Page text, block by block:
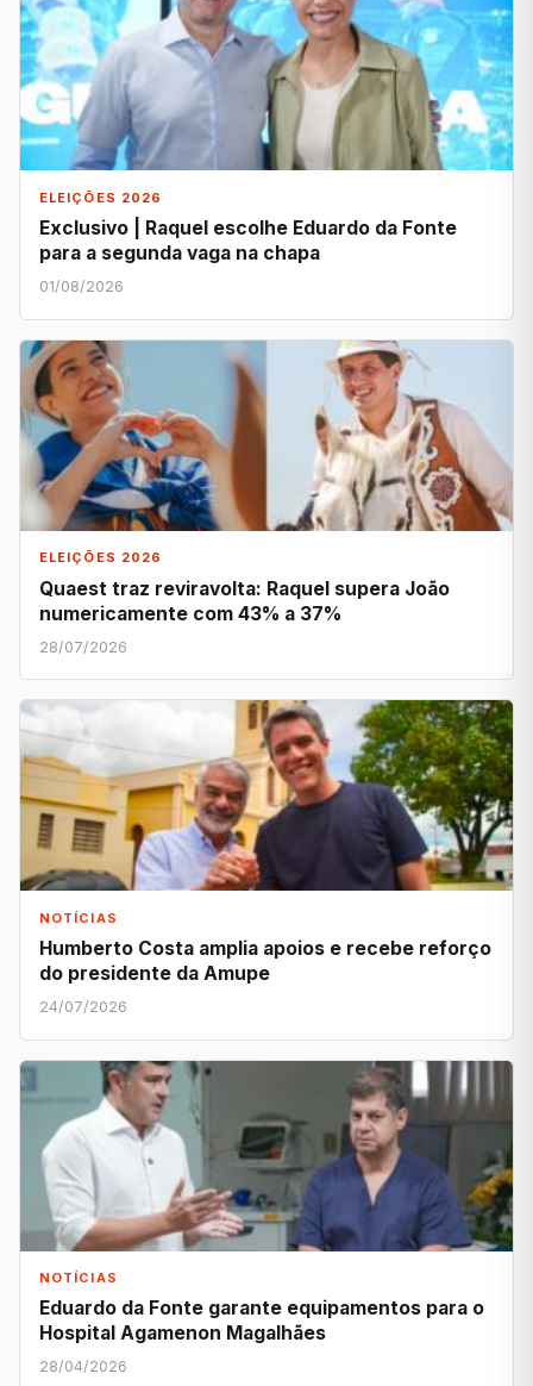
ELEIÇÕES 2026
Exclusivo | Raquel escolhe Eduardo da Fonte
para a segunda vaga na chapa
01/08/2026
ELEIÇÕES 2026
Quaest traz reviravolta: Raquel supera João
numericamente com 43% a 37%
28/07/2026
NOTÍCIAS
Humberto Costa amplia apoios e recebe reforço
do presidente da Amupe
24/07/2026
NOTÍCIAS
Eduardo da Fonte garante equipamentos para o
Hospital Agamenon Magalhães
28/04/2026